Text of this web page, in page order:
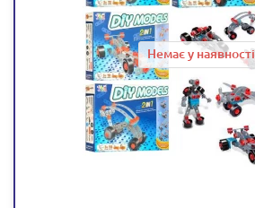
Немає у наявності